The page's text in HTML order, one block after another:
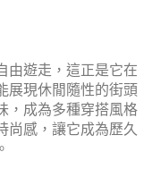
由遊走，這正是它在
展現休閒隨性的街頭
，成為多種穿搭風格
尚感，讓它成為歷久